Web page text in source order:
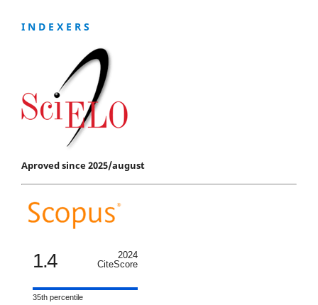
I N D E X E R S
Aproved since 2025/august
1.4
2024
CiteScore
35th percentile